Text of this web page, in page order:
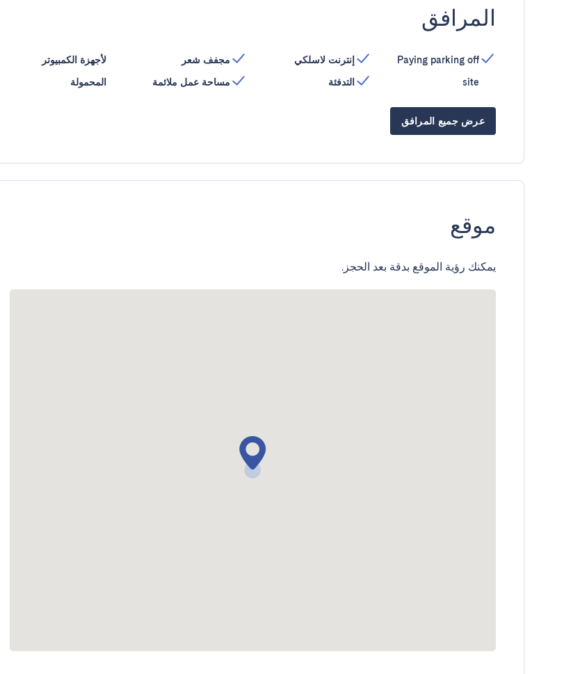
المرافق
Paying parking off
site
إنترنت لاسلكي
التدفئة
مجفف شعر
مساحة عمل ملائمة
لأجهزة الكمبيوتر
المحمولة
عرض جميع المرافق
موقع
يمكنك رؤية الموقع بدقة بعد الحجز.